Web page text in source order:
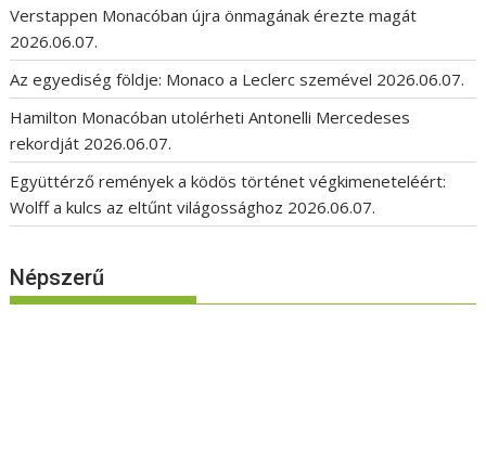
Verstappen Monacóban újra önmagának érezte magát
2026.06.07.
Az egyediség földje: Monaco a Leclerc szemével 2026.06.07.
Hamilton Monacóban utolérheti Antonelli Mercedeses
rekordját 2026.06.07.
Együttérző remények a ködös történet végkimeneteléért:
Wolff a kulcs az eltűnt világossághoz 2026.06.07.
Népszerű